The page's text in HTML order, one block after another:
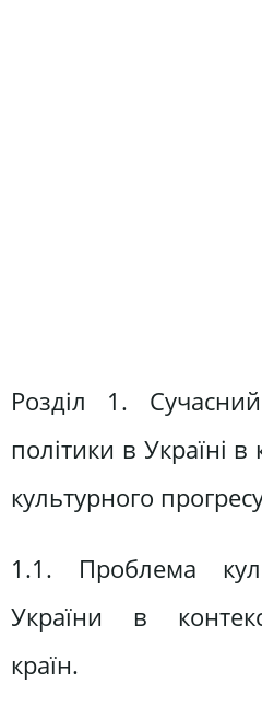
Розділ 1.
політики в Україні в
культурного
1.1. Проблема
України в
країн.